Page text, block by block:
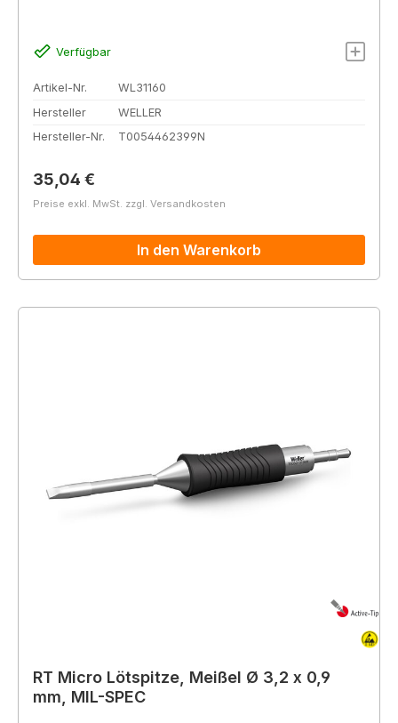
Verfügbar
Artikel-Nr.
WL31160
Hersteller
WELLER
Hersteller-Nr.
T0054462399N
Regulärer Preis:
35,04 €
Preise exkl. MwSt. zzgl. Versandkosten
In den Warenkorb
RT Micro Lötspitze, Meißel Ø 3,2 x 0,9
mm, MIL-SPEC